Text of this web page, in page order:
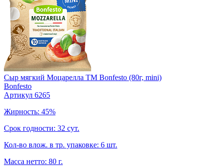
Сыр мягкий Моцарелла TM Bonfesto (80г, mini)
Bonfesto
Артикул 6265
Жирность: 45%
Срок годности: 32 сут.
Кол-во влож. в тр. упаковке: 6 шт.
Масса нетто: 80 г.